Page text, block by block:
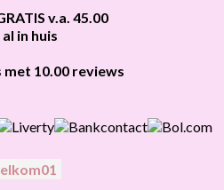
v.a. 45.00
3,95, een pakket 5,95 en
gratis verzonden.
in huis
is en je bestelt vóór 13:00, wordt
. Je hebt28 dagen
10.00 reviews